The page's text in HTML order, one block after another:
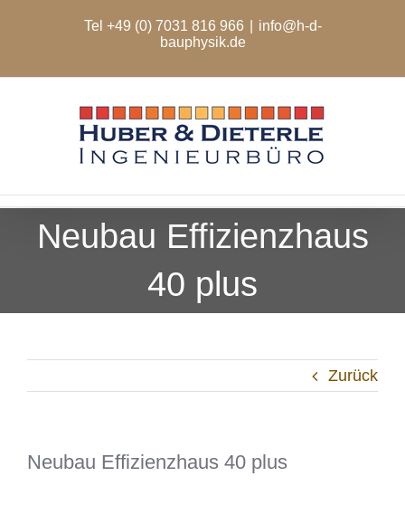
Tel +49 (0) 7031 816 966
info@h-d-
bauphysik.de
Neubau Effizienzhaus
40 plus
Zurück
Neubau Effizienzhaus 40 plus